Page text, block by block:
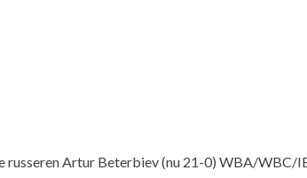
russeren Artur Beterbiev (nu 21-0) WBA/